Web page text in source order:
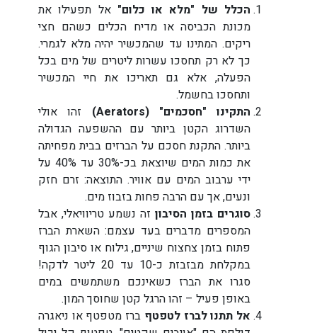
הכלל של "מלא או כלום" אל תפעילו את
מכונת הכביסה או מדיח הכלים כשהם חצי
ריקים. המתינו עד שהמכשיר יהיה מלא לגמרי.
כך לא רק תחסכו עשרות ליטרים של מים בכל
הפעלה, אלא גם תאריכו את חיי המכשיר
ותחסכו בחשמל.
התקינו "חסכמים" (Aerators)
זהו אולי
השדרוג הקטן ביותר עם ההשפעה הגדולה
ביותר. התקנת חסכם על הברזים בבית מפחיתה
את כמות המים שיוצאת בכ-30% עד 40% על
ידי ערבוב המים עם אוויר. התוצאה: זרם חזק
ונעים, אך עם הרבה פחות בזבוז מים.
סוגרים בזמן הסיבון זה נשמע טריוויאלי, אבל
המספרים מדברים בעד עצמם: השארת הברז
פתוח בזמן צחצוח שיניים, גילוח או סיבון הגוף
במקלחת מבזבזת כ-10 עד 20 ליטר לדקה!
סגרו את הברז כשאינכם משתמשים במים
באופן פעיל – זהו הרגל קטן שחוסך המון.
אל תתנו לברז לטפטף ברז מטפטף או ניאגרה